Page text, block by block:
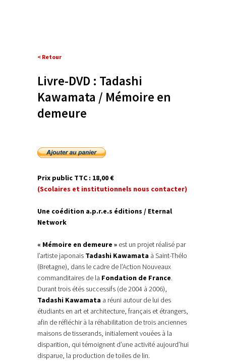
< Retour
Livre-DVD : Tadashi
Kawamata / Mémoire en
demeure
Prix public TTC : 18,00 €
(Scolaires et institutionnels nous contacter)
Une coédition a.p.r.e.s éditions / Eternal
Network
« Mémoire en demeure » est un projet réalisé par
l’artiste japonais Tadashi Kawamata à Saint-Thélo
(Bretagne), dans le cadre de l’Action Nouveaux
commanditaires de la Fondation de France.
Durant trois étés successifs (de 2004 à 2006),
Tadashi Kawamata a réuni autour de lui des
étudiants en art et architecture, français et étrangers,
afin de réfléchir à la réhabilitation de trois anciennes
maisons de tisserands, initialement vouées à la
disparition, qui témoignent d’une activité aujourd’hui
disparue, la production de toiles de lin.